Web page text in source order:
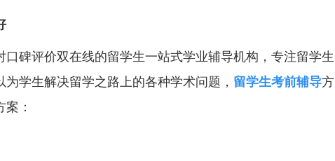
碑评价双在线的留学生一站式学业辅导机构，专注留学生
学生解决留学之路上的各种学术问题， 留学生考前辅导方
：